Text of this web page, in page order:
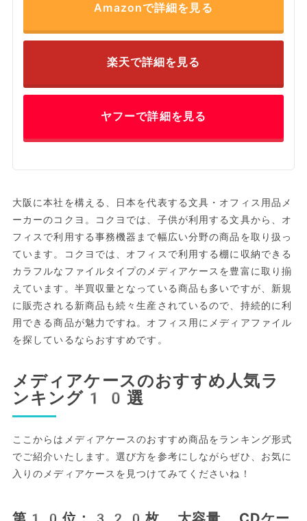
Amazonで詳細を見る
楽天で詳細を見る
ヤフーで詳細を見る
大阪に本社を構える、日本を代表する文具・オフィス用品メ
ーカーのコクヨ。コクヨでは、子供が利用する文具から、オ
フィスで利用する事務機器まで幅広い分野の商品を取り扱っ
ています。コクヨでは、オフィスで利用する棚に収納できる
カラフルなファイルタイプのメディアケースを豊富に取り揃
えています。半買収量となっている商品も多いですが、新規
に販売される新商品も続々生産されているので、持続的に利
用できる商品が魅力ですね。オフィス用にメディアファイル
を探しているならおすすめです。
メディアケースのおすすめ人気ラ
ンキング10選
ここからはメディアケースのおすすめ商品をランキング形式
でご紹介いたします。選び方を参考にしながらぜひ、お気に
入りのメディアケースを見つけてみてくださいね！